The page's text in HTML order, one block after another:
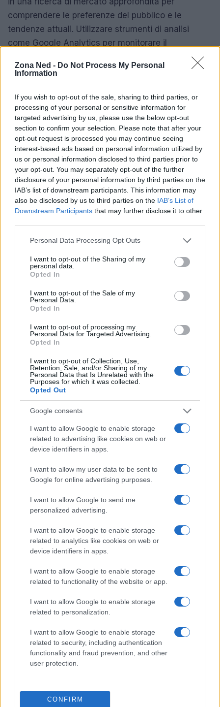
Zona Ned - Do Not Process My Personal
Information
If you wish to opt-out of the sale, sharing to third parties, or
processing of your personal or sensitive information for
targeted advertising by us, please use the below opt-out
section to confirm your selection. Please note that after your
opt-out request is processed you may continue seeing
interest-based ads based on personal information utilized by
us or personal information disclosed to third parties prior to
your opt-out. You may separately opt-out of the further
disclosure of your personal information by third parties on the
IAB’s list of downstream participants. This information may
also be disclosed by us to third parties on the IAB’s List of
Downstream Participants that may further disclose it to other
Please note that this website/app uses one or more Google
not limited to your visit or usage behaviour. You may click to
grant or deny consent to Google and its third-party tags to
use your data for below specified purposes in below Google
consent section.
Personal Data Processing Opt Outs
I want to opt-out of the Sharing of my
personal data.
Opted In
I want to opt-out of the Sale of my
Personal Data.
Opted In
I want to opt-out of processing my
Personal Data for Targeted Advertising.
Opted In
I want to opt-out of Collection, Use,
Retention, Sale, and/or Sharing of my
Personal Data that Is Unrelated with the
Purposes for which it was collected.
Opted Out
Google consents
I want to allow Google to enable storage
related to advertising like cookies on web or
device identifiers in apps.
I want to allow my user data to be sent to
Google for online advertising purposes.
I want to allow Google to send me
personalized advertising.
I want to allow Google to enable storage
related to analytics like cookies on web or
device identifiers in apps.
I want to allow Google to enable storage
related to functionality of the website or app.
I want to allow Google to enable storage
related to personalization.
I want to allow Google to enable storage
related to security, including authentication
functionality and fraud prevention, and other
user protection.
CONFIRM
comprendere le preferenze del pubblico e le
tendenze attuali. Utilizzare strumenti di analisi
come Google Analytics per monitorare il
comportamento degli utenti e le performance delle
campagne è essenziale.
In secondo luogo, crea contenuti visivi accattivanti
e storie coinvolgenti che parlino direttamente al tuo
pubblico. I KPI da monitorare includono il CTR, il
tasso di conversione, il ROAS e la crescita dei
follower sui social media. Infine, ricorda
l’importanza del customer journey: ogni interazione
deve essere ottimizzata per garantire
un’esperienza fluida e soddisfacente per l’utente.
Sei pronto a mettere in pratica queste strategie?
AUTORE
Staff
Continua a leggere
Andrea Conforti · 6 Ago 2026